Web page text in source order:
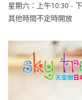
星期六：上午10:30 -
其他時間不定時開放